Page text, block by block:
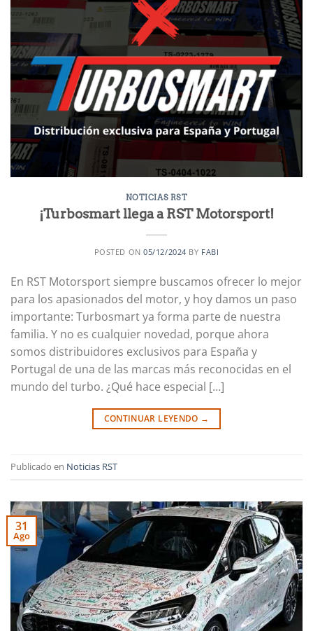
NOTICIAS RST
¡Turbosmart llega a RST Motorsport!
POSTED ON05/12/2024 BY FABI
En RST Motorsport siempre buscamos ofrecer lo mejor
para los apasionados del motor, y hoy damos un paso
importante: Turbosmart ya forma parte de nuestra
familia. Y no es cualquier novedad, porque ahora
somos distribuidores exclusivos para España y
Portugal de una de las marcas más reconocidas en el
mundo del turbo. ¿Qué hace especial […]
CONTINUAR LEYENDO →
Publicado en Noticias RST
31
Ago